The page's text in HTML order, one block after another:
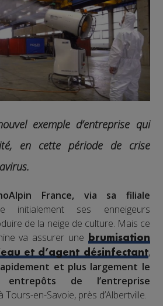
exemple d’entreprise qui
en cette période de crise
France, via sa filiale
initialement ses enneigeurs
de la neige de culture. Mais ce
va assurer une
brumisation
et d’agent désinfectant,
et plus largement le
de l’entreprise
Tours-en-Savoie, près d’Albertville.